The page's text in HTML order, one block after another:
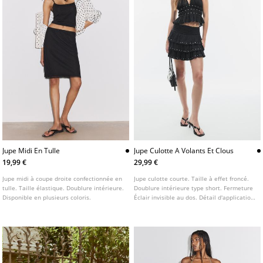
Jupe Midi En Tulle
19,99 €
Jupe midi à coupe droite confectionnée en
tulle. Taille élastique. Doublure intérieure.
Disponible en plusieurs coloris.
Jupe Culotte A Volants Et Clous
29,99 €
Jupe culotte courte. Taille à effet froncé.
Doublure intérieure type short. Fermeture
Éclair invisible au dos. Détail d'application